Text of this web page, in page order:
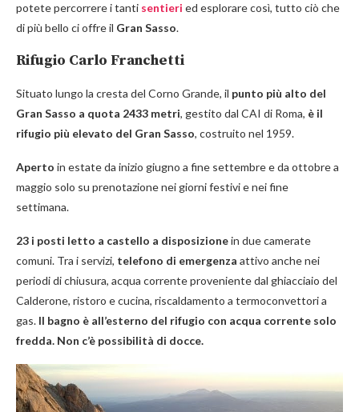
potete percorrere i tanti sentieri ed esplorare così, tutto ciò che
di più bello ci offre il Gran Sasso.
Rifugio Carlo Franchetti
Situato lungo la cresta del Corno Grande, il punto più alto del
Gran Sasso a quota 2433 metri, gestito dal CAI di Roma, è il
rifugio più elevato del Gran Sasso, costruito nel 1959.
Aperto in estate da inizio giugno a fine settembre e da ottobre a
maggio solo su prenotazione nei giorni festivi e nei fine
settimana.
23 i posti letto a castello a disposizionein due camerate
comuni. Tra i servizi, telefono di emergenza attivo anche nei
periodi di chiusura, acqua corrente proveniente dal ghiacciaio del
Calderone, ristoro e cucina, riscaldamento a termoconvettori a
gas. Il bagno è all’esterno del rifugio con acqua corrente solo
fredda. Non c’è possibilità di docce.